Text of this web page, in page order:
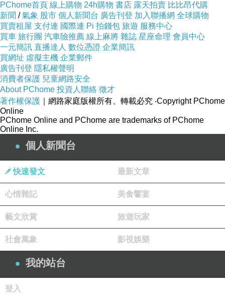
●王品集團餐廳【舒果】餐券，平均每張最低只要416元
●用健康蔬食，邀您用心感覺食物最純粹的美好
●五彩繽紛的蔬果，讓你看見蔬菜的生命
-------------------------------------------------
(原價$884)
宅配：只要858元起(含運)即可購得【舒果】原價
最高4420元全省通用餐券：2張/4?a
href="https://tw.partner.buy.yahoo.com:443/gd/
mcode=MV9QTk1PSVdJZ3ByQVFXbFJCMW
PChome首頁 線上購物 24h購物 書店 露天拍賣 比比昂代購
新聞 /氣象 股市 個人新聞台 廣告刊登 加入聯播網 全球購物
買賣租屋 支付連 國際連 Pi 拍錢包 旅遊 服務中心
買車 旅行團 汽車險推薦 線上麻將 雜誌 星座命理 會員中心
一元簡訊 直播達人 數位憑證 企業簡訊
買網址 虛擬主機 企業郵件
廣告刊登 隱私權聲明
消費者保護 兒童網路安全
About PChome 投資人聯絡 徵才
著作權保護 ｜網路家庭版權所有、轉載必究 ‧Copyright PChome
Online
PChome Online and PChome are trademarks of PChome
Online Inc.
個人新聞台
快速發文 最新文章
心情雜記 美食饗宴
藝文欣賞 旅遊玩家
社會萬象 影視娛樂
我的站台
登入